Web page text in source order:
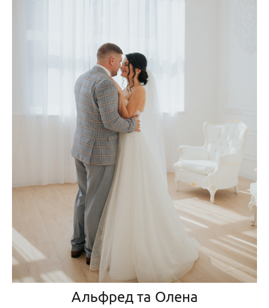
Альфред та Олена